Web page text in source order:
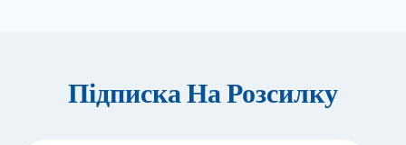
Підписка На Розсилку